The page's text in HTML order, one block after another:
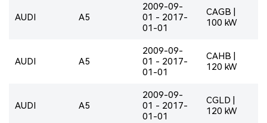
AUDI A5
2009-09-
01 - 2017-
01-01
CAGB |
100 kW
AUDI A5
2009-09-
01 - 2017-
01-01
CAHB |
120 kW
AUDI A5
2009-09-
01 - 2017-
01-01
CGLD |
120 kW